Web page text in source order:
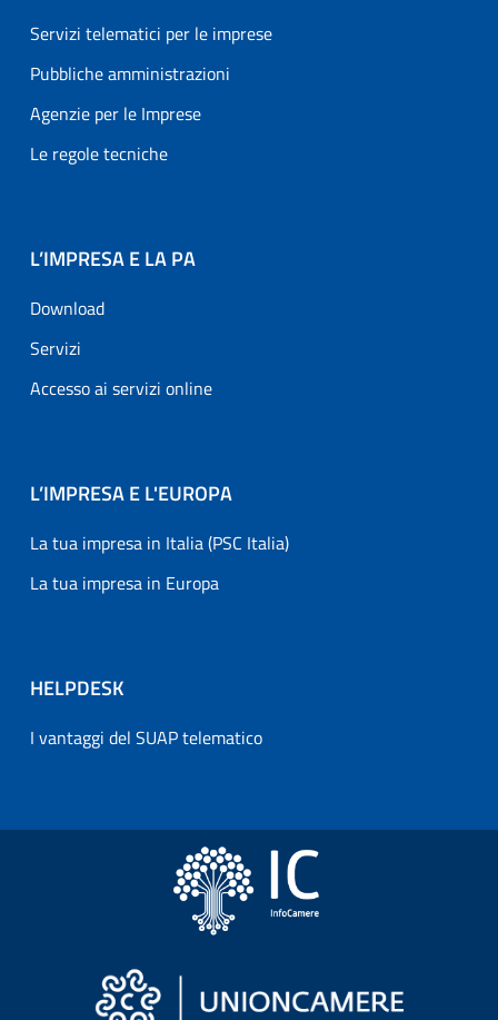
Servizi telematici per le imprese
Pubbliche amministrazioni
Agenzie per le Imprese
Le regole tecniche
L’IMPRESA E LA PA
Download
Servizi
Accesso ai servizi online
L’IMPRESA E L'EUROPA
La tua impresa in Italia (PSC Italia)
La tua impresa in Europa
HELPDESK
I vantaggi del SUAP telematico